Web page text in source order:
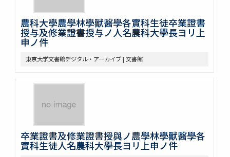
農科大學農學林學獸醫學各實科生徒卒業證書
授与及修業證書授与ノ人名農科大學長ヨリ上
申ノ件
東京大学文書館デジタル・アーカイブ | 文書館
卒業證書及修業證書授與ノ農學林學獸醫學各
實科生徒人名農科大學長ヨリ上申ノ件